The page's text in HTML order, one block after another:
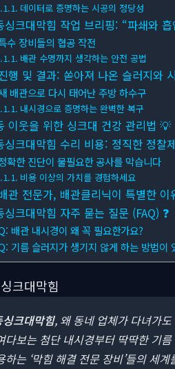
데이터로 증명하는 시공의 정당성
싱크대막힘 작업 브리핑: “파쇄와
수 장비들의 협공 작전
배관 수명까지 생각하는 안전 공법
행 및 결과: 쏟아져 나온 슬러지와
배관으로 다시 태어난 주방 하수구
내시경으로 증명하는 완벽한 복구
이웃을 위한 싱크대 건강 관리법 💡
싱크대막힘 수리 비용: 정직한 정찰
확한 진단이 불필요한 공사를 막습니다
비용 이상의 가치를 경험하세요
관 전문가, 배관클리닉이 특별한 이
싱크대막힘 자주 묻는 질문 (FAQ) ❓
배관 내시경이 왜 꼭 필요한가요?
기름 슬러지가 생기지 않게 하는 방법이
싱크대막힘, 왜 동네 업체가 다녀가도
다보는 첨단 내시경부터 딱딱한 기
하는 ‘막힘 해결 전문 장비’들의 세